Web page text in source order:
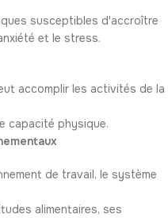
susceptibles d'accroître
et le stress.
accomplir les activités de la
capacité physique.
de travail, le système
alimentaires, ses